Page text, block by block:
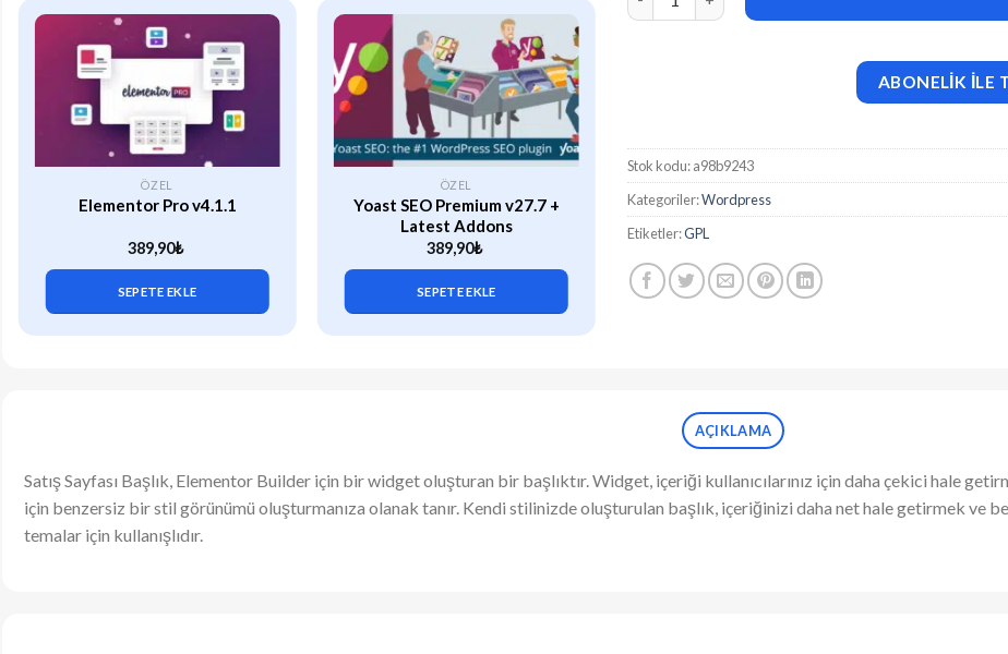
ÖZEL
Elementor Pro v4.1.1
389,90₺
SEPETE EKLE
ÖZEL
Yoast SEO Premium v27.7 +
Latest Addons
389,90₺
SEPETE EKLE
ÖZEL
WP Rocket (v3.21.2) Caching
Plugin for WordPress
SEPETE EKLE
ABONELİK İLE
Stok kodu:a98b9243
Kategoriler:Wordpress
Etiketler:GPL
AÇIKLAMA
Satış Sayfası Başlık, Elementor Builder için bir widget oluşturan bir başlıktır. Widget, içeriği kullanıcılarınız için daha çekici hale
için benzersiz bir stil görünümü oluşturmanıza olanak tanır. Kendi stilinizde oluşturulan başlık, içeriğinizi daha net hale getirmek
temalar için kullanışlıdır.